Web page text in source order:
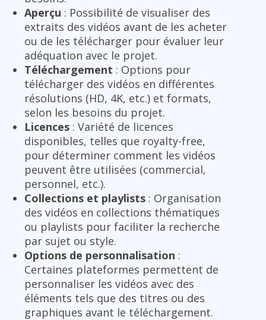
Aperçu : Possibilité de visualiser des
extraits des vidéos avant de les acheter
ou de les télécharger pour évaluer leur
adéquation avec le projet.
Téléchargement : Options pour
télécharger des vidéos en différentes
résolutions (HD, 4K, etc.) et formats,
selon les besoins du projet.
Licences : Variété de licences
disponibles, telles que royalty-free,
pour déterminer comment les vidéos
peuvent être utilisées (commercial,
personnel, etc.).
Collections et playlists : Organisation
des vidéos en collections thématiques
ou playlists pour faciliter la recherche
par sujet ou style.
Options de personnalisation :
Certaines plateformes permettent de
personnaliser les vidéos avec des
éléments tels que des titres ou des
graphiques avant le téléchargement.